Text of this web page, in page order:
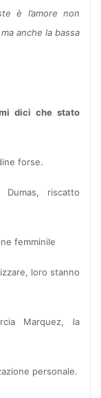
è l’amore non
anche la bassa
dici che stato
forse.
riscatto
femminile
loro stanno
Marquez, la
personale.